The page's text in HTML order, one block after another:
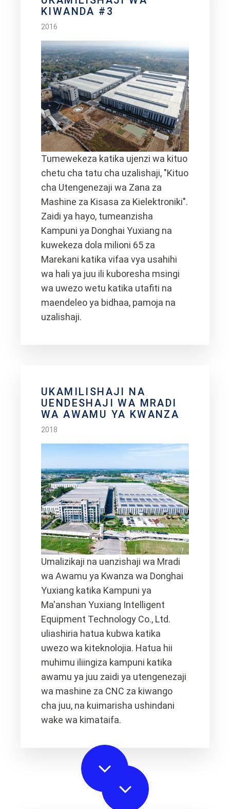
KIWANDA #3
2016
Tumewekeza katika ujenzi wa kituo
chetu cha tatu cha uzalishaji, "Kituo
cha Utengenezaji wa Zana za
Mashine za Kisasa za Kielektroniki".
Zaidi ya hayo, tumeanzisha
Kampuni ya Donghai Yuxiang na
kuwekeza dola milioni 65 za
Marekani katika vifaa vya usahihi
wa hali ya juu ili kuboresha msingi
wa uwezo wetu katika utafiti na
maendeleo ya bidhaa, pamoja na
uzalishaji.
UKAMILISHAJI NA
UENDESHAJI WA MRADI
WA AWAMU YA KWANZA
2018
Umalizikaji na uanzishaji wa Mradi
wa Awamu ya Kwanza wa Donghai
Yuxiang katika Kampuni ya
Ma'anshan Yuxiang Intelligent
Equipment Technology Co., Ltd.
uliashiria hatua kubwa katika
uwezo wa kiteknolojia. Hatua hii
muhimu iliingiza kampuni katika
awamu ya juu zaidi ya utengenezaji
wa mashine za CNC za kiwango
cha juu, na kuimarisha ushindani
wake wa kimataifa.